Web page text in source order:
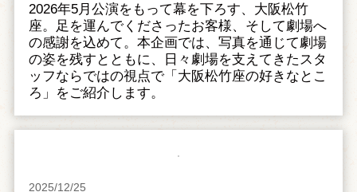
2026年5月公演をもって幕を下ろす、大阪松竹
座。足を運んでくださったお客様、そして劇場へ
の感謝を込めて。本企画では、写真を通じて劇場
の姿を残すとともに、日々劇場を支えてきたスタ
ッフならではの視点で「大阪松竹座の好きなとこ
ろ」をご紹介します。
2025/12/25